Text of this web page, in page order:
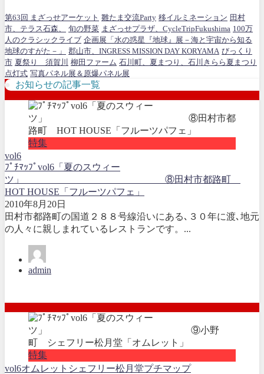
第63回 まざっせアーケット 雛たま交流Party 移イルミネーション 田村
市、テラス石森、
旬の野菜 まざっせプラザ、CycleTripFukushima 100万
人のクラシックライブ 企画展「水の惑星『地球』展－海と宇宙から知る
地球のすがた－」
郡山市、INGRESS MISSION DAY KORYAMA びっくり
市 夏祭り 須賀川 柳田ファーム 石川町、夏まつり、石川きらら夏まつり
点灯式 写真パネル展＆原爆パネル展
お知らせの記事一覧
特集
vol6
ﾌﾟﾁﾏｯﾌﾟvol6「夏のスウィー
ツ」 ⑧田村市都路町
HOT HOUSE「フルーツパフェ」
2010年8月20日
田村市都路町の国道２８８号線沿いにある､３０年に渡､地元
の人々に親しまれているレストランです。...
admin
特集
vol6オムレット シェフリー松月堂プチマップ